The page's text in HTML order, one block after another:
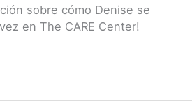
sobre cómo Denise se
en The CARE Center!